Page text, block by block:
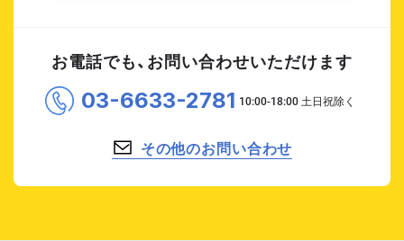
お電話でも、お問い合わせいただけます
03-6633-2781
その他のお問い合わせ